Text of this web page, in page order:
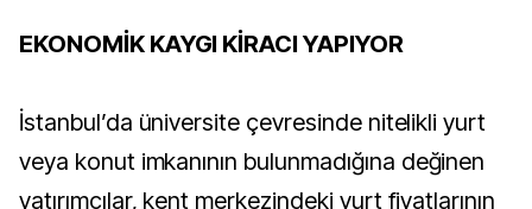
EKONOMİK KAYGI KİRACI YAPIYOR
İstanbul’da üniversite çevresinde nitelikli yurt
veya konut imkanının bulunmadığına değinen
yatırımcılar, kent merkezindeki yurt fiyatlarının